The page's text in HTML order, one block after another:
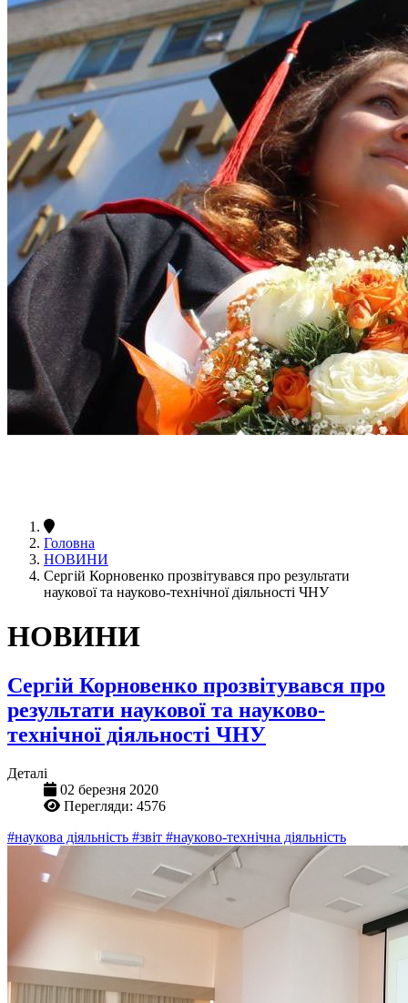
Головна
НОВИНИ
Сергій Корновенко прозвітувався про результати
наукової та науково-технічної діяльності ЧНУ
НОВИНИ
Сергій Корновенко прозвітувався про
результати наукової та науково-
технічної діяльності ЧНУ
Деталі
02 березня 2020
Перегляди: 4576
#наукова діяльність #звіт #науково-технічна діяльність